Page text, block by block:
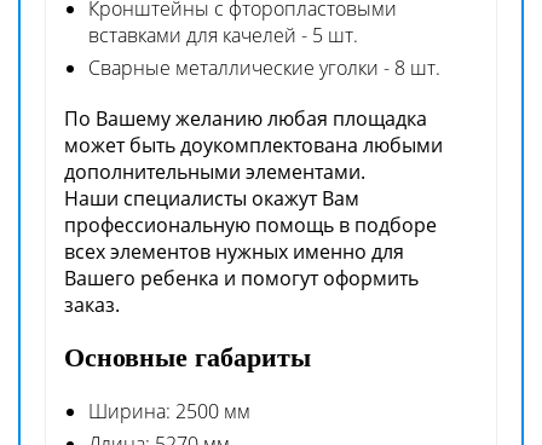
Кронштейны с фторопластовыми
вставками для качелей - 5 шт.
Сварные металлические уголки - 8 шт.
По Вашему желанию любая площадка
может быть доукомплектована любыми
дополнительными элементами.
Наши специалисты окажут Вам
профессиональную помощь в подборе
всех элементов нужных именно для
Вашего ребенка и помогут оформить
заказ.
Основные габариты
Ширина: 2500 мм